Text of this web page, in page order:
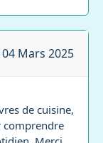
04 Mars 2025
de cuisine,
comprendre